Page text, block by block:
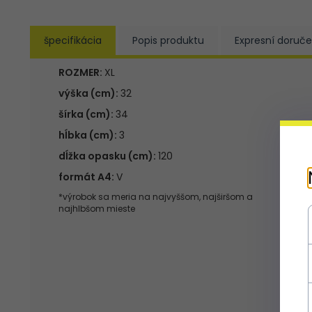
špecifikácia Popis produktu Expresní
ROZMER: XL
výška (cm): 32
šírka (cm): 34
hĺbka (cm): 3
dĺžka opasku (cm): 120
formát A4: V
*výrobok sa meria na najvyššom, najširšom a
najhlbšom mieste